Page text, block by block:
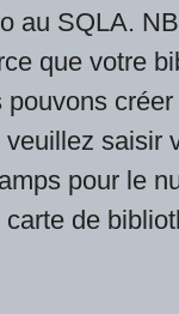
au SQLA.
que votre
pouvons
saisir
pour le
de